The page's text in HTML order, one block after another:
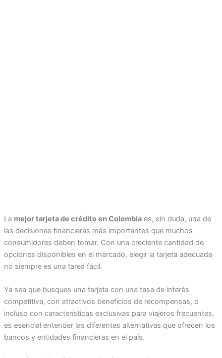
La mejor tarjeta de crédito en Colombiaes, sin duda, una de
las decisiones financieras más importantes que muchos
consumidores deben tomar. Con una creciente cantidad de
opciones disponibles en el mercado, elegir la tarjeta adecuada
no siempre es una tarea fácil.
Ya sea que busques una tarjeta con una tasa de interés
competitiva, con atractivos beneficios de recompensas, o
incluso con características exclusivas para viajeros frecuentes,
es esencial entender las diferentes alternativas que ofrecen los
bancos y entidades financieras en el país.